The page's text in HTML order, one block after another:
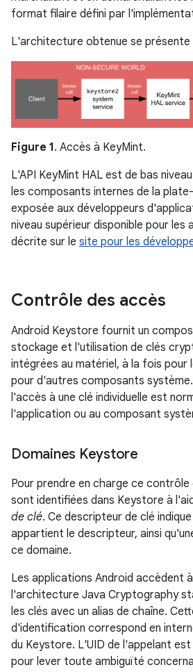
format filaire défini par
L'architecture obtenue se présente
Figure 1. Accès à KeyMint.
L'API KeyMint HAL est de bas
les composants internes de la
exposée aux développeurs
niveau supérieur disponible pour les
décrite sur le site pour les
Contrôle des accès
Android Keystore fournit un
stockage et l'utilisation de clés
intégrées au matériel, à la fois pour
pour d'autres composants
l'accès à une clé individuelle est
l'application ou au composant
Domaines Keystore
Pour prendre en charge ce contrôle
sont identifiées dans Keystore à
de clé. Ce descripteur de clé indique
appartient le descripteur, ainsi
ce domaine.
Les applications Android accèdent
l'architecture Java Cryptography
les clés avec un alias de chaîne.
d'identification correspond en
du Keystore. L'UID de l'appelant est
pour lever toute ambiguïté